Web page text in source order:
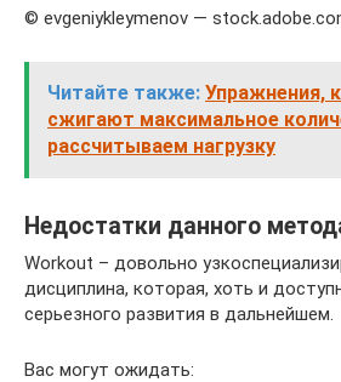
© evgeniykleymenov —
Читайте также: Упражнения,
сжигают максимальное
рассчитываем нагрузку
Недостатки данного
Workout – довольно
дисциплина, которая, хоть и
серьезного развития в дальнейшем.
Вас могут ожидать: